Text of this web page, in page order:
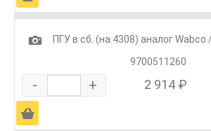
1
ПГУ в сб. (на 4308) аналог Wabco
9700511260
- + 2 914 ₽
Ä